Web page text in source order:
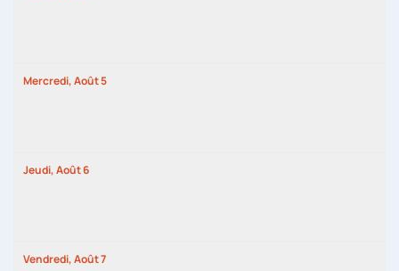
Mercredi,Août5
Jeudi,Août6
Vendredi,Août7